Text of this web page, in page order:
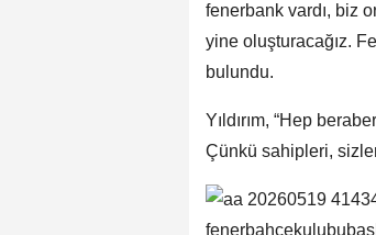
fenerbank vardı, biz
yine oluşturacağız.
bulundu.
Yıldırım, “Hep
Çünkü sahipleri,